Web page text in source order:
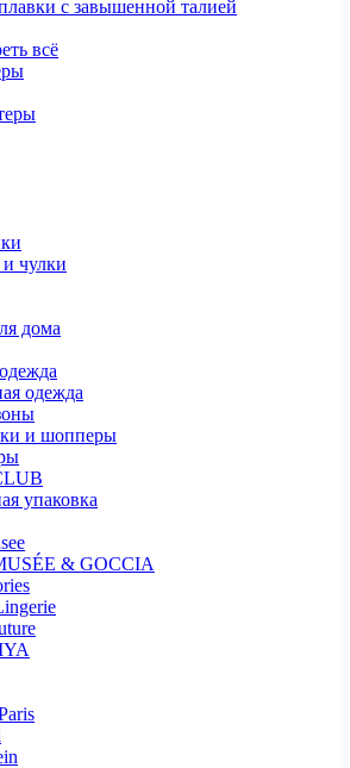
с завышенной талией
всё
чулки
дома
одежда
и шопперы
упаковка
& GOCCIA